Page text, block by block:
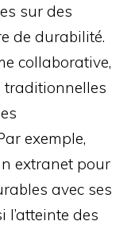
sur des
de durabilité.
collaborative,
traditionnelles
exemple,
extranet pour
avec ses
des